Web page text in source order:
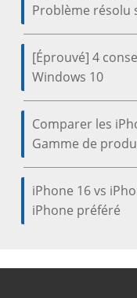
Problème résolu
[Éprouvé] 4
Windows 10
Comparer les
Gamme de
iPhone 16 vs
iPhone préféré